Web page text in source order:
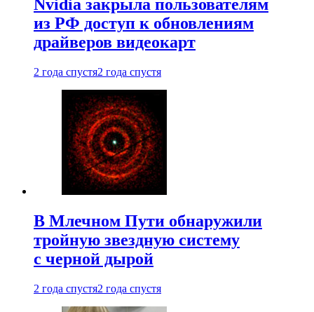
Nvidia закрыла пользователям
из РФ доступ к обновлениям
драйверов видеокарт
2 года спустя2 года спустя
В Млечном Пути обнаружили
тройную звездную систему
с черной дырой
2 года спустя2 года спустя